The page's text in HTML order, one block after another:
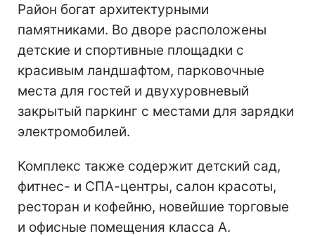
Район богат архитектурными
памятниками. Во дворе расположены
детские и спортивные площадки с
красивым ландшафтом, парковочные
места для гостей и двухуровневый
закрытый паркинг с местами для зарядки
электромобилей.
Комплекс также содержит детский сад,
фитнес- и СПА-центры, салон красоты,
ресторан и кофейню, новейшие торговые
и офисные помещения класса А.